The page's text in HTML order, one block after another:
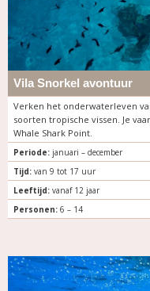
Vila Snorkel avontuur
Verken het onderwaterleven
soorten tropische vissen. Je
Whale Shark Point.
Periode:januari – december
Tijd:van 9 tot 17 uur
Leeftijd:vanaf 12 jaar
Personen: 6 – 14